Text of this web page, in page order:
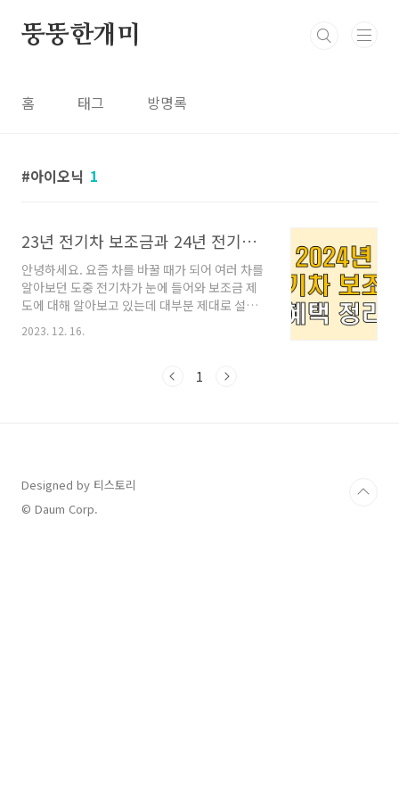
뚱뚱한개미
홈 태그 방명록
아이오닉 1
23년 전기차 보조금과 24년 전기차 보조금 (국고 보조금편)
안녕하세요. 요즘 차를 바꿀 때가 되어 여러 차를
알아보던 도중 전기차가 눈에 들어와 보조금 제
도에 대해 알아보고 있는데 대부분 제대로 설명
한 블로그가 없더라구요... 오늘 이 블로그만으로
23년 전기차 보조금 그리고 24년의 보조금 지급
시 많은 도움 되었으면 좋겠습니다. ◎ 전기자동
를법도 한게 보통 2) 인센티브 의 지원금이 1) 국
가보조금에 포함되어있기 때문입니다. 그럼 1),
2) 국고보조금과 인센티브에 대해서..
2023. 12. 16.
1
Designed by 티스토리
© Daum Corp.